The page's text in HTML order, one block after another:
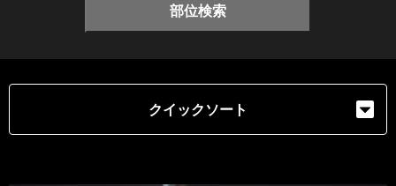
部位検索
クイックソート